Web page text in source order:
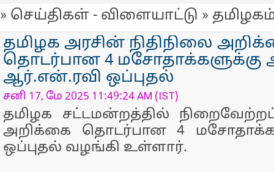
» செய்திகள் - விளையாட்டு »
தமிழக அரசின் நிதிநிலை
தொடர்பான 4 மசோதாக்களுக்கு
ஆர்.என்.ரவி ஒப்புதல்
சனி 17, மே 2025 11:49:24 AM (IST)
தமிழக சட்டமன்றத்தில்
அறிக்கை தொடர்பான 4
ஒப்புதல் வழங்கி உள்ளார்.